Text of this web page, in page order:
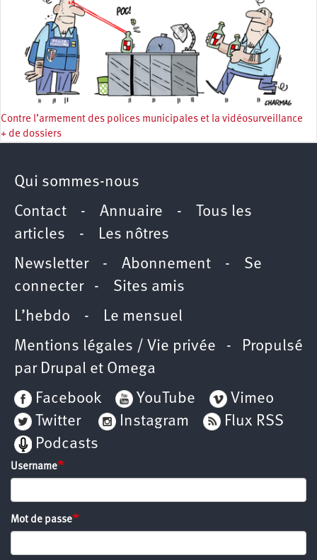
Contre l’armement des polices municipales et la vidéosurveillance
+ de dossiers
Qui sommes-nous
Contact - Annuaire -
Tous les
articles - Les nôtres
Newsletter- Abonnement - Se
connecter- Sites amis
L’hebdo - Le mensuel
Mentions légales / Vie privée - Propulsé
par Drupal et Omega
Facebook
YouTube
Vimeo
Twitter
Instagram
Flux RSS
Podcasts
Username
Mot de passe